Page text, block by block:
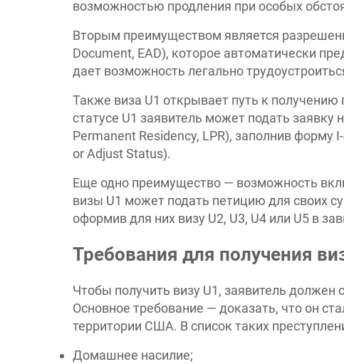
возможностью продления при особых
Вторым преимуществом является
Document, EAD), которое автоматически
дает возможность легально
Также виза U1 открывает путь к
статусе U1 заявитель может подать
Permanent Residency, LPR), заполнив форму
or Adjust Status).
Еще одно преимущество — возможность
визы U1 может подать петицию для своих
оформив для них визу U2, U3, U4 или U5 в
Требования для получения
Чтобы получить визу U1, заявитель должен
Основное требование — доказать, что он
территории США. В список таких
Домашнее насилие;